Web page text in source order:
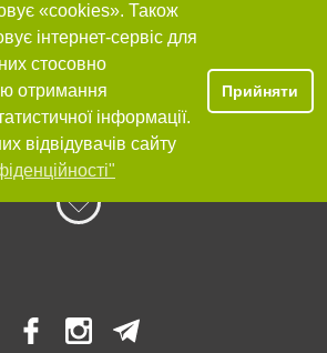
«cookies». Також
інтернет-сервіс для
стосовно
отримання
інформації.
відвідувачів сайту
Прийняти